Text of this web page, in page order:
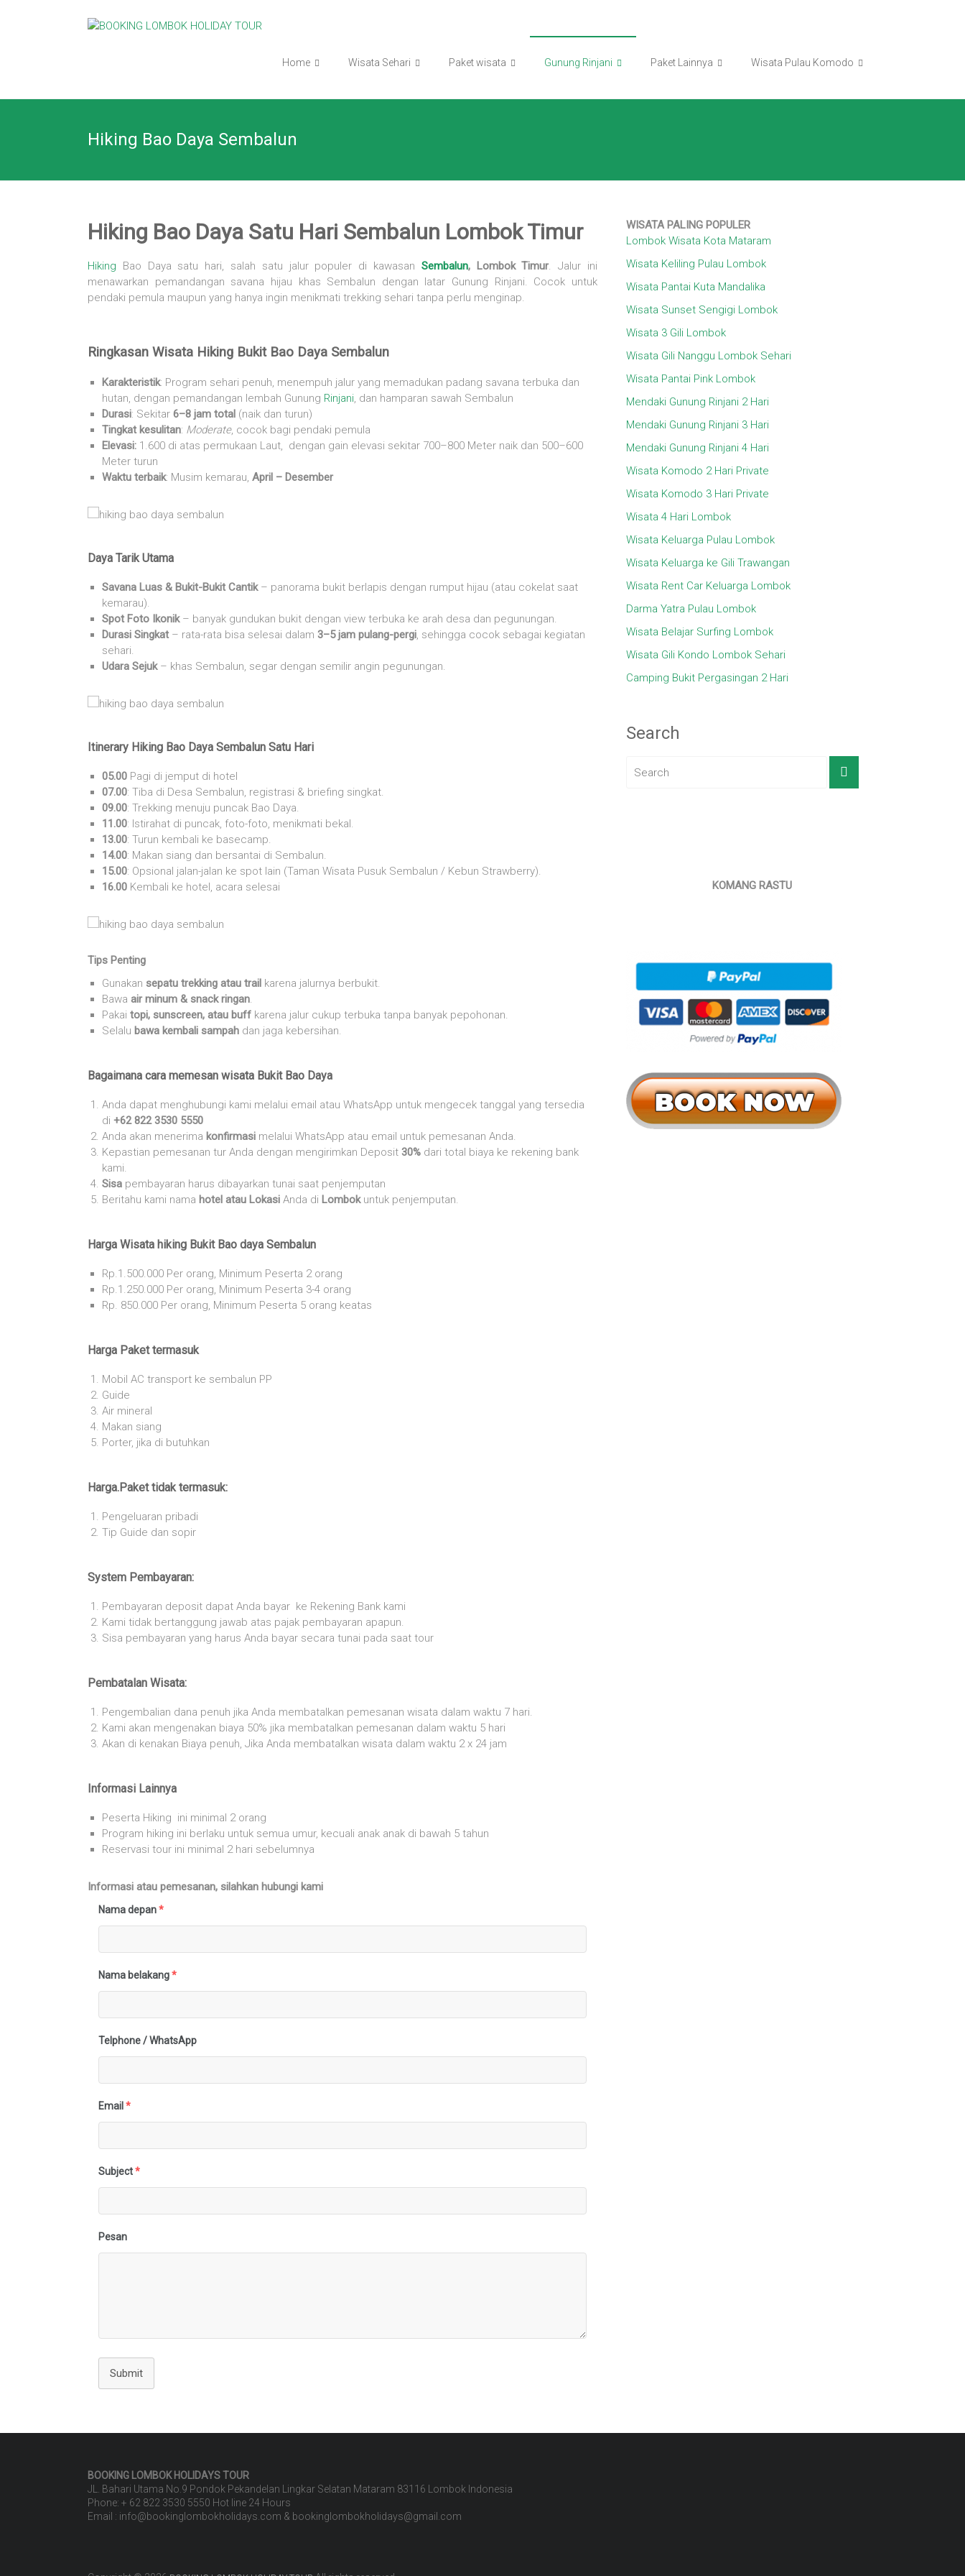
BOOKING
HOLIDAY
TOUR
Travel
Home Wisata Sehari Paket wisata Gunung Rinjani Paket Lainnya Wisata Pulau Komodo
Hiking Bao Daya Sembalun
Hiking Bao Daya Satu Hari Sembalun Lombok Timur
Hiking Bao Daya satu hari, salah satu jalur populer di kawasan Sembalun, Lombok Timur. Jalur ini
menawarkan pemandangan savana hijau khas Sembalun dengan latar Gunung Rinjani. Cocok untuk
pendaki pemula maupun yang hanya ingin menikmati trekking sehari tanpa perlu menginap.
Ringkasan Wisata Hiking Bukit Bao Daya Sembalun
Karakteristik: Program sehari penuh, menempuh jalur yang memadukan padang savana terbuka dan
hutan, dengan pemandangan lembah Gunung Rinjani, dan hamparan sawah Sembalun
Durasi: Sekitar 6–8 jam total (naik dan turun)
Tingkat kesulitan: Moderate, cocok bagi pendaki pemula
Elevasi: 1.600 di atas permukaan Laut, dengan gain elevasi sekitar 700–800 Meter naik dan 500–600
Meter turun
Waktu terbaik: Musim kemarau, April – Desember
Daya Tarik Utama
Savana Luas & Bukit-Bukit Cantik– panorama bukit berlapis dengan rumput hijau (atau cokelat saat
kemarau).
Spot Foto Ikonik– banyak gundukan bukit dengan view terbuka ke arah desa dan pegunungan.
Durasi Singkat – rata-rata bisa selesai dalam 3–5 jam pulang-pergi, sehingga cocok sebagai kegiatan
sehari.
Udara Sejuk– khas Sembalun, segar dengan semilir angin pegunungan.
Itinerary Hiking Bao Daya Sembalun Satu Hari
05.00 Pagi di jemput di hotel
07.00: Tiba di Desa Sembalun, registrasi & briefing singkat.
09.00: Trekking menuju puncak Bao Daya.
11.00: Istirahat di puncak, foto-foto, menikmati bekal.
13.00: Turun kembali ke basecamp.
14.00: Makan siang dan bersantai di Sembalun.
15.00: Opsional jalan-jalan ke spot lain (Taman Wisata Pusuk Sembalun / Kebun Strawberry).
16.00 Kembali ke hotel, acara selesai
Tips Penting
Gunakan sepatu trekking atau trail karena jalurnya berbukit.
Bawa air minum & snack ringan.
Pakai topi, sunscreen, atau buff karena jalur cukup terbuka tanpa banyak pepohonan.
Selalu bawa kembali sampah dan jaga kebersihan.
Bagaimana cara memesan wisata Bukit Bao Daya
Anda dapat menghubungi kami melalui email atau WhatsApp untuk mengecek tanggal yang tersedia
di +62 822 3530 5550
Anda akan menerima konfirmasi melalui WhatsApp atau email untuk pemesanan Anda.
Kepastian pemesanan tur Anda dengan mengirimkan Deposit 30% dari total biaya ke rekening bank
kami.
Sisa pembayaran harus dibayarkan tunai saat penjemputan
Beritahu kami nama hotel atau Lokasi Anda di Lombok untuk penjemputan.
Harga Wisata hiking Bukit Bao daya Sembalun
Rp.1.500.000 Per orang, Minimum Peserta 2 orang
Rp.1.250.000 Per orang, Minimum Peserta 3-4 orang
Rp. 850.000 Per orang, Minimum Peserta 5 orang keatas
Harga Paket termasuk
Mobil AC transport ke sembalun PP
Guide
Air mineral
Makan siang
Porter, jika di butuhkan
Harga.Paket tidak termasuk:
Pengeluaran pribadi
Tip Guide dan sopir
System Pembayaran:
Pembayaran deposit dapat Anda bayar ke Rekening Bank kami
Kami tidak bertanggung jawab atas pajak pembayaran apapun.
Sisa pembayaran yang harus Anda bayar secara tunai pada saat tour
Pembatalan Wisata:
Pengembalian dana penuh jika Anda membatalkan pemesanan wisata dalam waktu 7 hari.
Kami akan mengenakan biaya 50% jika membatalkan pemesanan dalam waktu 5 hari
Akan di kenakan Biaya penuh, Jika Anda membatalkan wisata dalam waktu 2 x 24 jam
Informasi Lainnya
Peserta Hiking ini minimal 2 orang
Program hiking ini berlaku untuk semua umur, kecuali anak anak di bawah 5 tahun
Reservasi tour ini minimal 2 hari sebelumnya
Informasi atau pemesanan, silahkan hubungi kami
Nama depan*
Nama belakang*
Telphone / WhatsApp
Email *
Subject*
Pesan
Submit
WISATA PALING POPULER
Lombok Wisata Kota Mataram
Wisata Keliling Pulau Lombok
Wisata Pantai Kuta Mandalika
Wisata Sunset Sengigi Lombok
Wisata 3 Gili Lombok
Wisata Gili Nanggu Lombok Sehari
Wisata Pantai Pink Lombok
Mendaki Gunung Rinjani 2 Hari
Mendaki Gunung Rinjani 3 Hari
Mendaki Gunung Rinjani 4 Hari
Wisata Komodo 2 Hari Private
Wisata Komodo 3 Hari Private
Wisata 4 Hari Lombok
Wisata Keluarga Pulau Lombok
Wisata Keluarga ke Gili Trawangan
Wisata Rent Car Keluarga Lombok
Darma Yatra Pulau Lombok
Wisata Belajar Surfing Lombok
Wisata Gili Kondo Lombok Sehari
Camping Bukit Pergasingan 2 Hari
Search
KOMANG RASTU
BOOKING LOMBOK HOLIDAYS TOUR
JL. Bahari Utama No.9 Pondok Pekandelan Lingkar Selatan Mataram 83116 Lombok Indonesia
Phone: + 62 822 3530 5550 Hot line 24 Hours
Email : info@bookinglombokholidays.com & bookinglombokholidays@gmail.com